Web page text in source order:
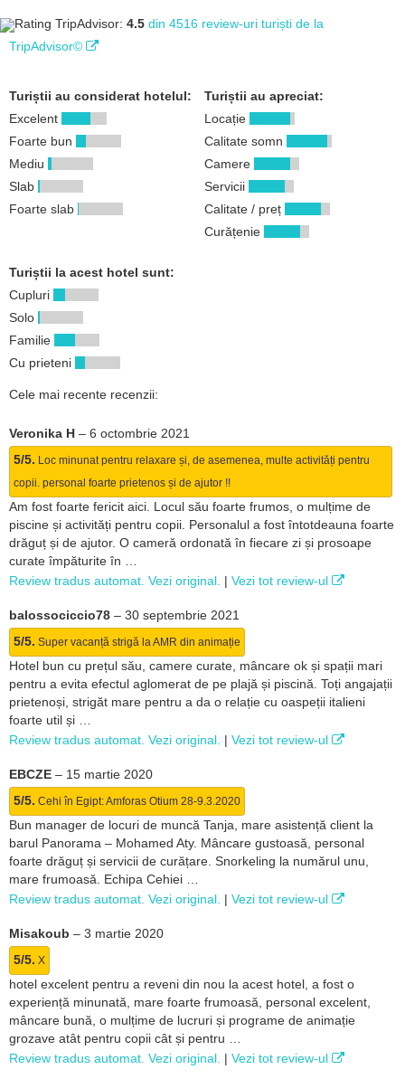
Rating TripAdvisor: 4.5 din 4516 review-uri turiști de la
TripAdvisor©
Turiștii au considerat hotelul:
Excelent
Foarte bun
Mediu
Slab
Foarte slab
Turiștii au apreciat:
Locație
Calitate somn
Camere
Servicii
Calitate / preț
Curățenie
Turiștii la acest hotel sunt:
Cupluri
Solo
Familie
Cu prieteni
Cele mai recente recenzii:
Veronika H – 6 octombrie 2021
5/5. Loc minunat pentru relaxare și, de asemenea, multe activități pentru
copii. personal foarte prietenos și de ajutor !!
Am fost foarte fericit aici. Locul său foarte frumos, o mulțime de
piscine și activități pentru copii. Personalul a fost întotdeauna foarte
drăguț și de ajutor. O cameră ordonată în fiecare zi și prosoape
curate împăturite în …
Review tradus automat. Vezi original. | Vezi tot review-ul
balossociccio78 – 30 septembrie 2021
5/5. Super vacanță strigă la AMR din animație
Hotel bun cu prețul său, camere curate, mâncare ok și spații mari
pentru a evita efectul aglomerat de pe plajă și piscină. Toți angajații
prietenoși, strigăt mare pentru a da o relație cu oaspeții italieni
foarte util și …
Review tradus automat. Vezi original. | Vezi tot review-ul
EBCZE – 15 martie 2020
5/5. Cehi în Egipt: Amforas Otium 28-9.3.2020
Bun manager de locuri de muncă Tanja, mare asistență client la
barul Panorama – Mohamed Aty. Mâncare gustoasă, personal
foarte drăguț și servicii de curățare. Snorkeling la numărul unu,
mare frumoasă. Echipa Cehiei …
Review tradus automat. Vezi original. | Vezi tot review-ul
Misakoub – 3 martie 2020
5/5. X
hotel excelent pentru a reveni din nou la acest hotel, a fost o
experiență minunată, mare foarte frumoasă, personal excelent,
mâncare bună, o mulțime de lucruri și programe de animație
grozave atât pentru copii cât și pentru …
Review tradus automat. Vezi original. | Vezi tot review-ul